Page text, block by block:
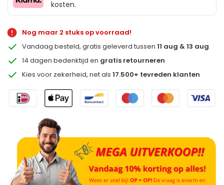
kosten.
Nog maar 2 stuks op voorraad!
Vandaag besteld, gratis geleverd tussen11 aug & 13 aug
14 dagen bedenktijd en gratis retourneren
Kies voor zekerheid, net als17.500+ tevreden klanten